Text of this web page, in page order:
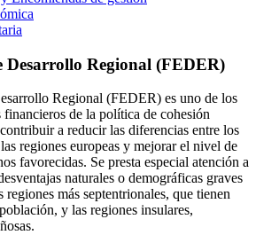
Desarrollo Regional (FEDER)
Regional (FEDER) es uno de los
de la política de cohesión
a reducir las diferencias entre los
regiones europeas y mejorar el nivel de
favorecidas. Se presta especial atención a
naturales o demográficas graves
regiones más septentrionales, que tienen
y las regiones insulares,